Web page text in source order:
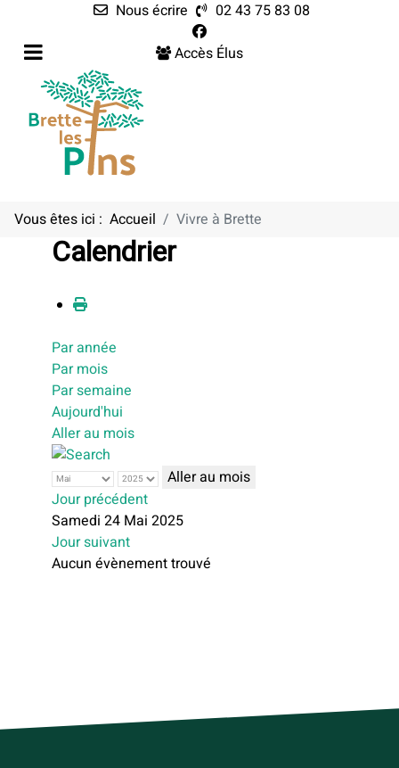
Nous écrire
02 43 75 83 08
Accès Élus
Vous êtes ici : Accueil Vivre à Brette
Calendrier
Par année
Par mois
Par semaine
Aujourd'hui
Aller au mois
Aller au mois
Jour précédent
Samedi 24 Mai 2025
Jour suivant
Aucun évènement trouvé